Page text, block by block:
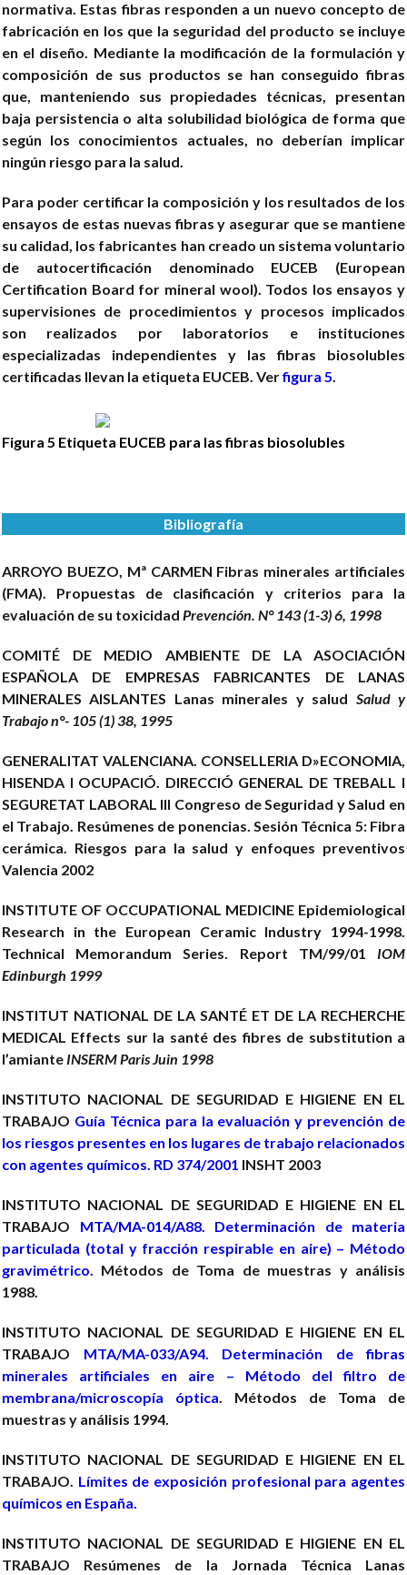
normativa. Estas fibras responden a un nuevo concepto de
fabricación en los que la seguridad del producto se incluye
en el diseño. Mediante la modificación de la formulación y
composición de sus productos se han conseguido fibras
que, manteniendo sus propiedades técnicas, presentan
baja persistencia o alta solubilidad biológica de forma que
según los conocimientos actuales, no deberían implicar
ningún riesgo para la salud.
Para poder certificar la composición y los resultados de los
ensayos de estas nuevas fibras y asegurar que se mantiene
su calidad, los fabricantes han creado un sistema voluntario
de autocertificación denominado EUCEB (European
Certification Board for mineral wool). Todos los ensayos y
supervisiones de procedimientos y procesos implicados
son realizados por laboratorios e instituciones
especializadas independientes y las fibras biosolubles
certificadas llevan la etiqueta EUCEB. Verfigura 5.
Figura 5 Etiqueta EUCEB para las fibras biosolubles
Bibliografía
ARROYO BUEZO, Mª CARMEN Fibras minerales artificiales
(FMA). Propuestas de clasificación y criterios para la
evaluación de su toxicidad Prevención. N° 143 (1-3) 6, 1998
COMITÉ DE MEDIO AMBIENTE DE LA ASOCIACIÓN
ESPAÑOLA DE EMPRESAS FABRICANTES DE LANAS
MINERALES AISLANTES Lanas minerales y salud Salud y
Trabajo n°- 105 (1) 38, 1995
GENERALITAT VALENCIANA. CONSELLERIA D»ECONOMIA,
HISENDA I OCUPACIÓ. DIRECCIÓ GENERAL DE TREBALL I
SEGURETAT LABORAL III Congreso de Seguridad y Salud en
el Trabajo. Resúmenes de ponencias. Sesión Técnica 5: Fibra
cerámica. Riesgos para la salud y enfoques preventivos
Valencia 2002
INSTITUTE OF OCCUPATIONAL MEDICINE Epidemiological
Research in the European Ceramic Industry 1994-1998.
Technical Memorandum Series. Report TM/99/01
IOM
Edinburgh 1999
INSTITUT NATIONAL DE LA SANTÉ ET DE LA RECHERCHE
MEDICAL Effects sur la santé des fibres de substitution a
I’amiante INSERM Paris Juin 1998
INSTITUTO NACIONAL DE SEGURIDAD E HIGIENE EN EL
TRABAJO Guía Técnica para la evaluación y prevención de
los riesgos presentes en los lugares de trabajo relacionados
con agentes químicos. RD 374/2001 INSHT 2003
INSTITUTO NACIONAL DE SEGURIDAD E HIGIENE EN EL
TRABAJO
MTA/MA-014/A88. Determinación de materia
particulada (total y fracción respirable en aire) – Método
gravimétrico. Métodos de Toma de muestras y análisis
1988.
INSTITUTO NACIONAL DE SEGURIDAD E HIGIENE EN EL
TRABAJO
MTA/MA-033/A94. Determinación de fibras
minerales artificiales en aire – Método del filtro de
membrana/microscopía óptica. Métodos de Toma de
muestras y análisis 1994.
INSTITUTO NACIONAL DE SEGURIDAD E HIGIENE EN EL
TRABAJO. Límites de exposición profesional para agentes
químicos en España.
INSTITUTO NACIONAL DE SEGURIDAD E HIGIENE EN EL
TRABAJO
Resúmenes de la Jornada Técnica Lanas